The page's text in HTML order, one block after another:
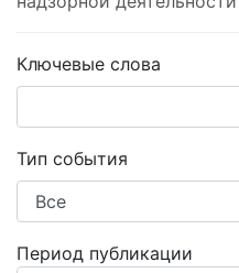
Ключевые слова
Тип события
Период публикации